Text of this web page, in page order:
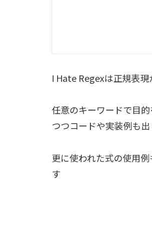
I Hate Regexは正規表
任意のキーワードで目
つつコードや実装例も
更に使われた式の使用
す